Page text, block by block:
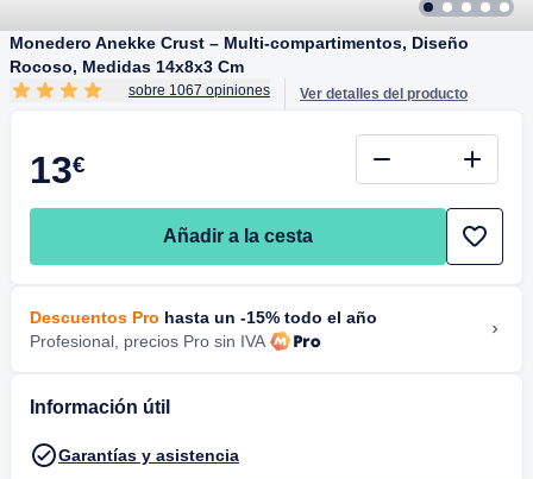
Monedero Anekke Crust – Multi-compartimentos, Diseño
Rocoso, Medidas 14x8x3 Cm
sobre 1067 opiniones Ver detalles del producto
13€
Añadir a la cesta
Descuentos Pro hasta un -15% todo el año
Profesional, precios Pro sin IVA
Información útil
Garantías y asistencia